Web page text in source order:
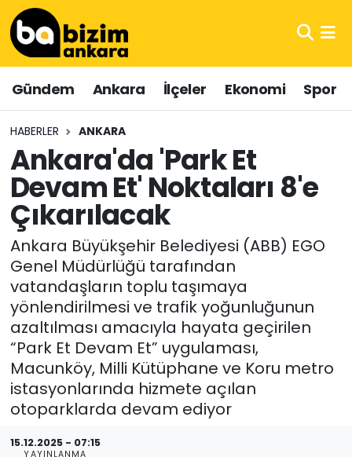
Gündem Ankara İlçeler Ekonomi Spor
HABERLER ANKARA
Ankara'da 'Park Et
Devam Et' Noktaları 8'e
Çıkarılacak
Ankara Büyükşehir Belediyesi (ABB) EGO
Genel Müdürlüğü tarafından
vatandaşların toplu taşımaya
yönlendirilmesi ve trafik yoğunluğunun
azaltılması amacıyla hayata geçirilen
“Park Et Devam Et” uygulaması,
Macunköy, Milli Kütüphane ve Koru metro
istasyonlarında hizmete açılan
otoparklarda devam ediyor
15.12.2025 - 07:15
YAYINLANMA
Hava Durumu
Trafik Durumu
Süper Lig Puan Durumu ve Fikstür
Tüm Manşetler
Son Dakika Haberleri
Haber Arşivi